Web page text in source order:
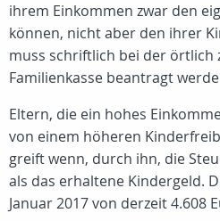
ihrem Einkommen zwar den
können, nicht aber den ihrer
muss schriftlich bei der örtlich
Familienkasse beantragt
Eltern, die ein hohes
von einem höheren
greift wenn, durch ihn, die
als das erhaltene Kindergeld.
Januar 2017 von derzeit 4.608